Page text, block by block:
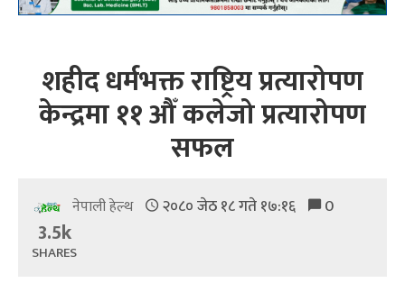
शहीद धर्मभक्त राष्ट्रिय प्रत्यारोपण
केन्द्रमा ११ औँ कलेजो प्रत्यारोपण
सफल
नेपाली हेल्थ २०८० जेठ १८ गते १७:१६ 0
3.5k
SHARES